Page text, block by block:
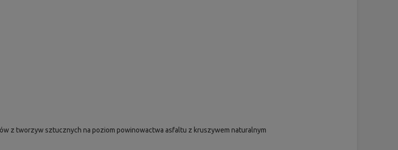
z tworzyw sztucznych na poziom powinowactwa asfaltu z kruszywem naturalnym